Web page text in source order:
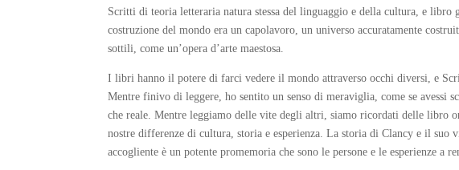
Scritti di teoria letteraria natura stessa del linguaggio e della cultura, e
costruzione del mondo era un capolavoro, un universo accuratamente
sottili, come un’opera d’arte maestosa.
I libri hanno il potere di farci vedere il mondo attraverso occhi diversi, e
Mentre finivo di leggere, ho sentito un senso di meraviglia, come se avessi
che reale. Mentre leggiamo delle vite degli altri, siamo ricordati delle libro
nostre differenze di cultura, storia e esperienza. La storia di Clancy e il suo
accogliente è un potente promemoria che sono le persone e le esperienze a